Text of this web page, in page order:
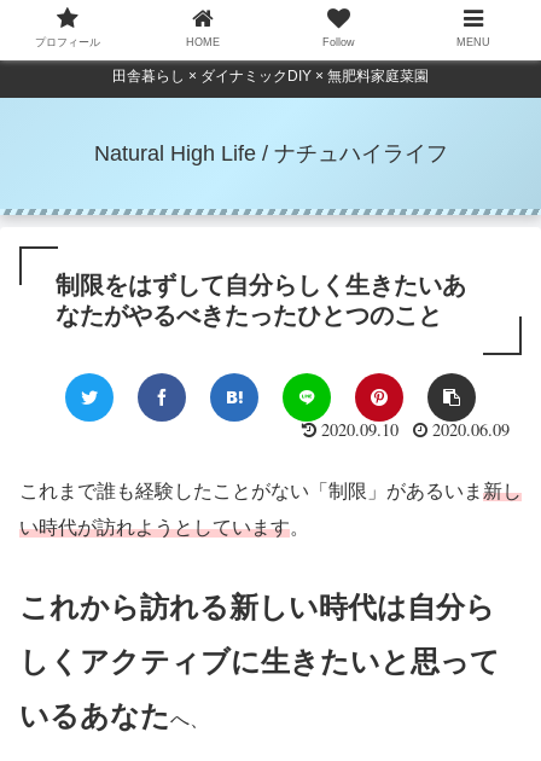
田舎暮らし × ダイナミックDIY × 無肥料家庭菜園
Natural High Life / ナチュハイライフ
制限をはずして自分らしく生きたいあ
なたがやるべきたったひとつのこと
2020.09.10 2020.06.09
これまで誰も経験したことがない「制限」があるいま 新し
い時代が訪れようとしています。
これから訪れる新しい時代は自分ら
しくアクティブに生きたいと思って
いるあなたへ、
プロフィール HOME Follow MENU